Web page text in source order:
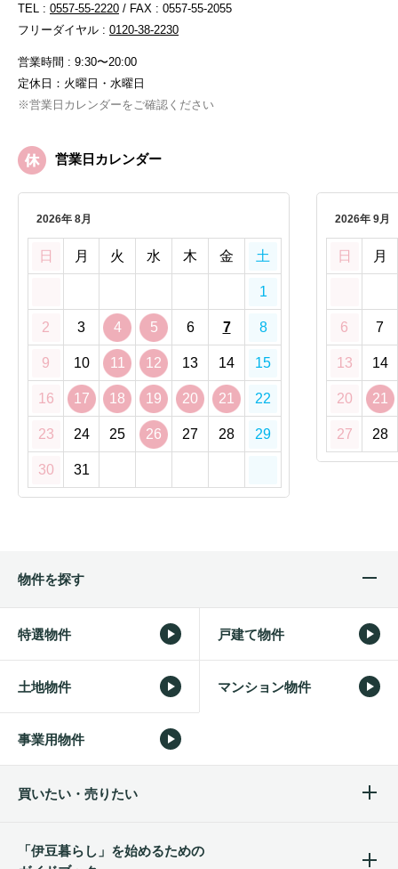
TEL : 0557-55-2220 / FAX : 0557-55-2055
フリーダイヤル : 0120-38-2230
営業時間 : 9:30〜20:00
定休日：火曜日・水曜日
※営業日カレンダーをご確認ください
営業日カレンダー
2026年 8月
日 月 火 水 木 金 土
1
2 3 4 5 6 7 8
9 10 11 12 13 14 15
16 17 18 19 20 21 22
23 24 25 26 27 28 29
30 31
2026年 9月
日 月
6 7
13 14
20 21
27 28
物件を探す
特選物件 戸建て物件
土地物件 マンション物件
事業用物件
買いたい・売りたい
「伊豆暮らし」を始めるための